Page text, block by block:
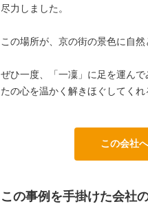
尽力しました。
この場所が、京の街の景色に自
ぜひ一度、「一凜」に足を運ん
たの心を温かく解きほぐしてくれ
この会社
この事例を手掛けた会社